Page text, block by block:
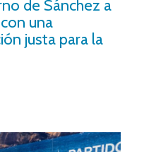
de Sánchez a
una
justa para la